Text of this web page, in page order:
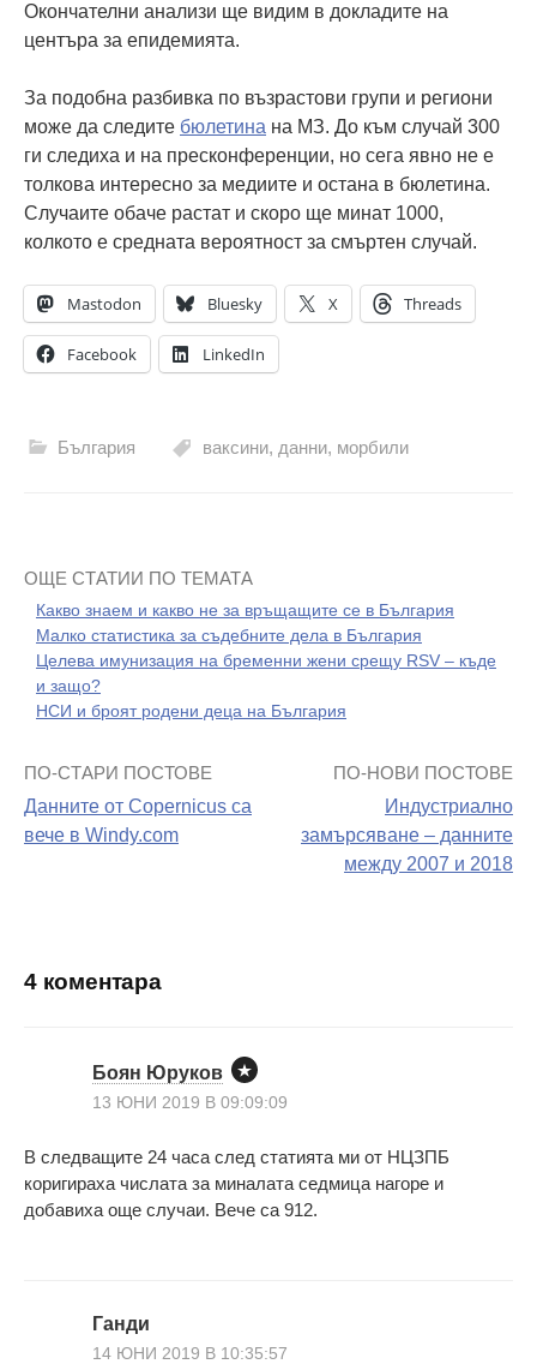
Окончателни анализи ще видим в докладите на
центъра за епидемията.
За подобна разбивка по възрастови групи и региони
може да следите бюлетина на МЗ. До към случай 300
ги следиха и на пресконференции, но сега явно не е
толкова интересно за медиите и остана в бюлетина.
Случаите обаче растат и скоро ще минат 1000,
колкото е средната вероятност за смъртен случай.
Mastodon Bluesky X Threads
Facebook LinkedIn
България ваксини, данни, морбили
ОЩЕ СТАТИИ ПО ТЕМАТА
Какво знаем и какво не за връщащите се в България
Малко статистика за съдебните дела в България
Целева имунизация на бременни жени срещу RSV – къде
и защо?
НСИ и броят родени деца на България
Навигация
на
ПО-СТАРИ ПОСТОВЕ
Данните от Copernicus са
вече в Windy.com
ПО-НОВИ ПОСТОВЕ
Индустриално
замърсяване – данните
между 2007 и 2018
4 коментара
Боян Юруков
13 ЮНИ 2019 В 09:09:09
В следващите 24 часа след статията ми от НЦЗПБ
коригираха числата за миналата седмица нагоре и
добавиха още случаи. Вече са 912.
Ганди
14 ЮНИ 2019 В 10:35:57